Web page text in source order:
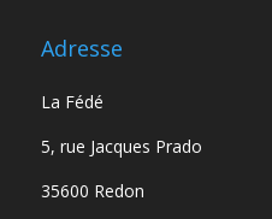
Adresse
La Fédé
5, rue Jacques Prado
35600 Redon